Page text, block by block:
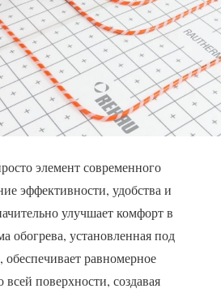
элемент современного
эффективности, удобства и
улучшает комфорт в
обогрева, установленная под
равномерное
всей поверхности, создавая